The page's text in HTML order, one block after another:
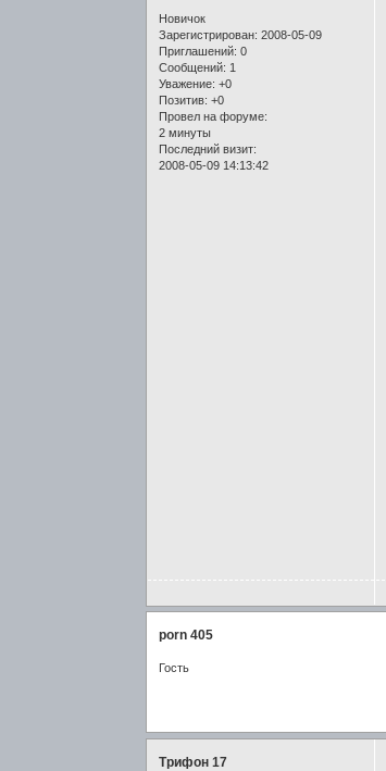
Новичок
Зарегистрирован: 2008-05-09
Приглашений: 0
Сообщений: 1
Уважение: +0
Позитив: +0
Провел на форуме:
2 минуты
Последний визит:
2008-05-09 14:13:42
porn 405
Гость
Трифон 17